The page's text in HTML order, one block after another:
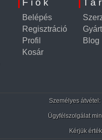
Fiók
Belépés
Regisztráció
Profil
Kosár
Blog
Személyes
Ügyfélszolgálat
Kérjük